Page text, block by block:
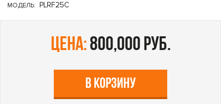
МОДЕЛЬ: PLRF25C
цена: 800,000 руб.
В КОРЗИНУ